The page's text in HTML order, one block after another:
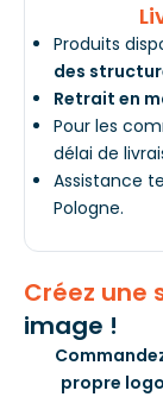
Produits
des
Retrait en
Pour les
délai de
Assistance
Pologne.
Créez une
image !
propre